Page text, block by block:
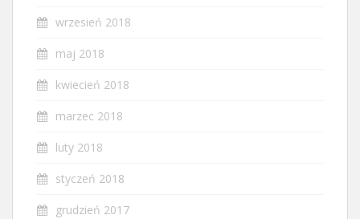
wrzesień 2018
maj 2018
kwiecień 2018
marzec 2018
luty 2018
styczeń 2018
grudzień 2017